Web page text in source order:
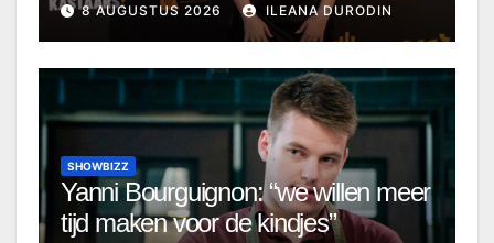
8 AUGUSTUS 2026 ILEANA DURODIN
SHOWBIZZ
Yanni Bourguignon: “we willen meer
tijd maken voor de kindjes”